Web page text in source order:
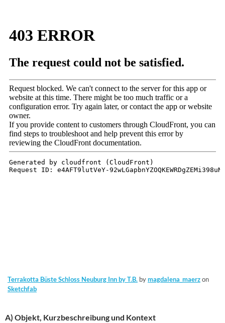
Terrakotta Büste Schloss Neuburg Inn by T.B. bymagdalena_maerzon
Sketchfab
A) Objekt, Kurzbeschreibung und Kontext